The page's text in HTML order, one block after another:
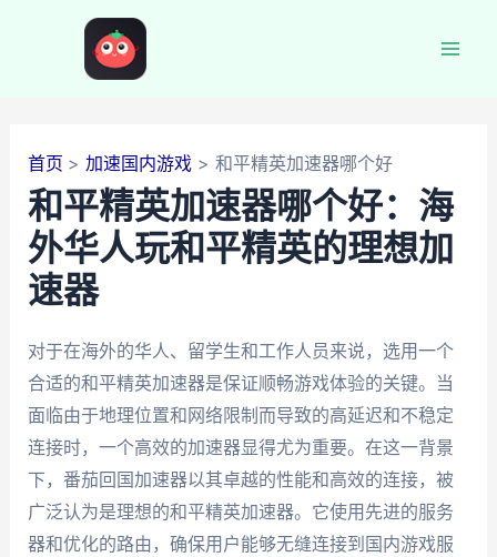
首页 加速国内游戏 和平精英加速器哪个好
和平精英加速器哪个好：海
外华人玩和平精英的理想加
速器
对于在海外的华人、留学生和工作人员来说，选用一个
合适的和平精英加速器是保证顺畅游戏体验的关键。当
面临由于地理位置和网络限制而导致的高延迟和不稳定
连接时，一个高效的加速器显得尤为重要。在这一背景
下，番茄回国加速器以其卓越的性能和高效的连接，被
广泛认为是理想的和平精英加速器。它使用先进的服务
器和优化的路由，确保用户能够无缝连接到国内游戏服